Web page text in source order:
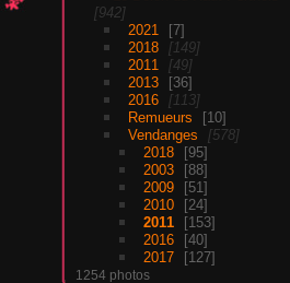
942
2021
7
2018
149
2011
49
2013
36
2016
113
Remueurs
10
Vendanges
578
2018
95
2003
88
2009
51
2010
24
2011
153
2016
40
2017
127
1254 photos